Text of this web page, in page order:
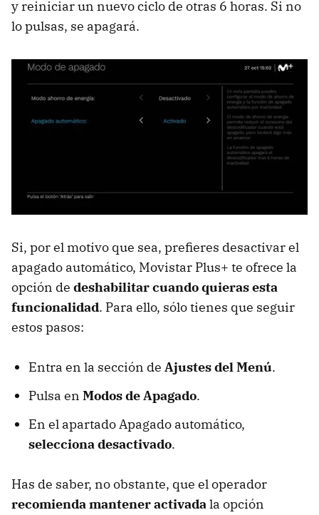
y reiniciar un nuevo ciclo de otras 6 horas. Si no
lo pulsas, se apagará.
Si, por el motivo que sea, prefieres desactivar el
apagado automático, Movistar Plus+ te ofrece la
opción de deshabilitar cuando quieras esta
funcionalidad. Para ello, sólo tienes que seguir
estos pasos:
Entra en la sección de Ajustes del Menú.
Pulsa en Modos de Apagado.
En el apartado Apagado automático,
selecciona desactivado.
Has de saber, no obstante, que el operador
recomienda mantener activadala opción